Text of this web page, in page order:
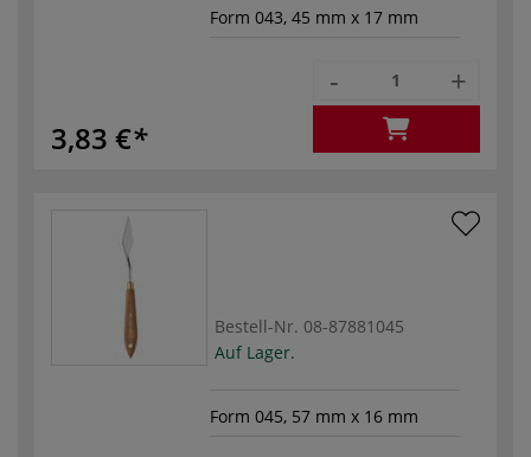
Form 043, 45 mm x 17 mm
3,83 €
- +
Bestell-Nr. 08-87881045
Auf Lager.
Form 045, 57 mm x 16 mm